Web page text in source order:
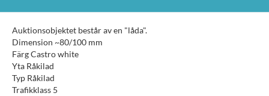
Auktionsobjektet består av en "låda".
Dimension ~80/100 mm
Färg Castro white
Yta Råkilad
Typ Råkilad
Trafikklass 5